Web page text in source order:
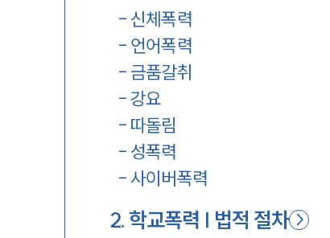
- 신체폭력
- 언어폭력
- 금품갈취
-강요
- 따돌림
- 성폭력
-사이버폭력
2.학교폭력 | 법적 절차